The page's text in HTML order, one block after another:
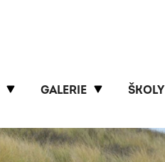
GALERIE ŠKOLY